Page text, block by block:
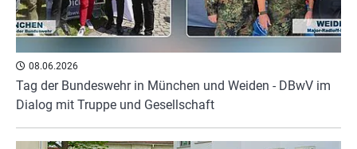
08.06.2026
Tag der Bundeswehr in München und Weiden - DBwV im
Dialog mit Truppe und Gesellschaft